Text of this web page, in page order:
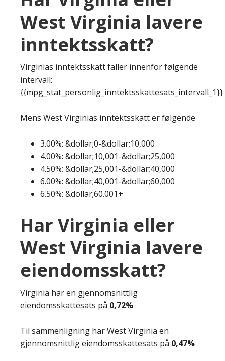
West Virginia lavere
inntektsskatt?
Virginias inntektsskatt faller innenfor følgende
intervall:
{{mpg_stat_personlig_inntektsskattesats_intervall_1}}
Mens West Virginias inntektsskatt er følgende
3.00%: &dollar;0-&dollar;10,000
4.00%: &dollar;10,001-&dollar;25,000
4.50%: &dollar;25,001-&dollar;40,000
6.00%: &dollar;40,001-&dollar;60,000
6.50%: &dollar;60.001+
Har Virginia eller
West Virginia lavere
eiendomsskatt?
Virginia har en gjennomsnittlig
eiendomsskattesats på 0,72%
Til sammenligning har West Virginia en
gjennomsnittlig eiendomsskattesats på 0,47%